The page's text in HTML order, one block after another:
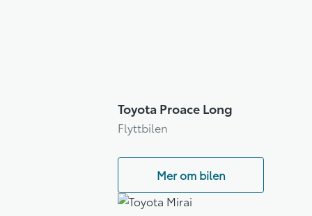
Toyota Proace Long
Flyttbilen
Mer om bilen